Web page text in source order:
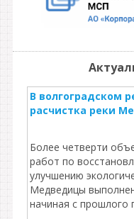
В волгоградском
расчистка реки
Более четверти
работ по
улучшению
Медведицы
начиная с прошлого